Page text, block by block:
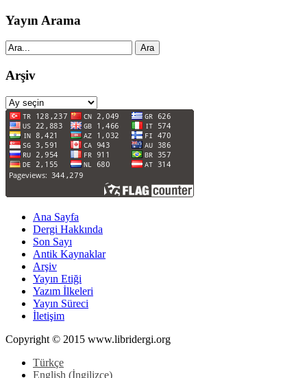
Yayın Arama
Ara
Arşiv
Arşiv
Ana Sayfa
Dergi Hakkında
Son Sayı
Antik Kaynaklar
Arşiv
Yayın Etiği
Yazım İlkeleri
Yayın Süreci
İletişim
Copyright © 2015 www.libridergi.org
Türkçe
English (İngilizce)